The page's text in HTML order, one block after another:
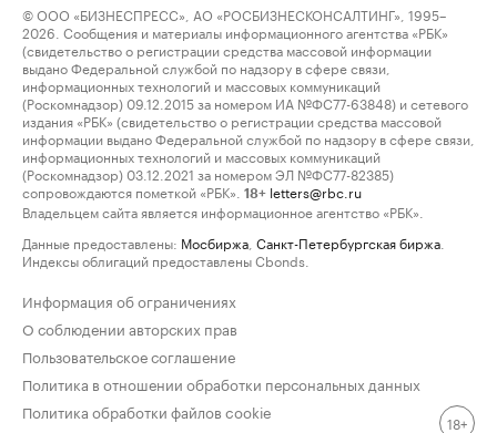
© ООО «БИЗНЕСПРЕСС», АО «РОСБИЗНЕСКОНСАЛТИНГ», 1995–
2026. Сообщения и материалы информационного агентства «РБК»
(свидетельство о регистрации средства массовой информации
выдано Федеральной службой по надзору в сфере связи,
информационных технологий и массовых коммуникаций
(Роскомнадзор) 09.12.2015 за номером ИА №ФС77-63848) и сетевого
издания «РБК» (свидетельство о регистрации средства массовой
информации выдано Федеральной службой по надзору в сфере связи,
информационных технологий и массовых коммуникаций
(Роскомнадзор) 03.12.2021 за номером ЭЛ №ФС77-82385)
сопровождаются пометкой «РБК».
18+ letters@rbc.ru
Владельцем сайта является информационное агентство «РБК».
Данные предоставлены: Мосбиржа Санкт-Петербургская биржа
Индексы облигаций предоставлены Cbonds.
Информация об ограничениях
О соблюдении авторских прав
Пользовательское соглашение
Политика в отношении обработки персональных данных
Политика обработки файлов cookie
18+